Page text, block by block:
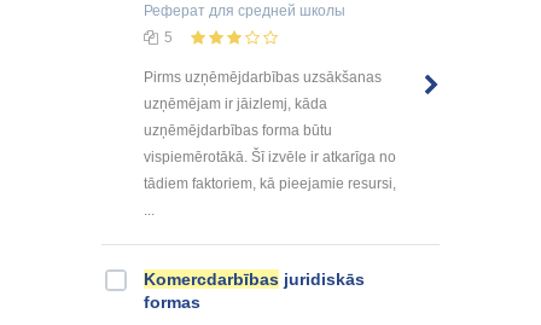
Реферат для средней школы
5
Pirms uzņēmējdarbības uzsākšanas
uzņēmējam ir jāizlemj, kāda
uzņēmējdarbības forma būtu
vispiemērotākā. Šī izvēle ir atkarīga no
tādiem faktoriem, kā pieejamie resursi,
...
Komercdarbības juridiskās
formas